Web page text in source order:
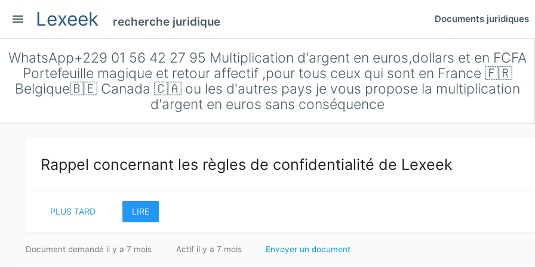
menu Lexeek recherche juridique Documents juridiques
WhatsApp+229 01 56 42 27 95 Multiplication d'argent en euros,dollars et en FCFA
Portefeuille magique et retour affectif ,pour tous ceux qui sont en France 🇫🇷
Belgique🇧🇪 Canada 🇨🇦 ou les d'autres pays je vous propose la multiplication
d'argent en euros sans conséquence
Rappel concernant les règles de confidentialité de Lexeek
PLUS TARD LIRE
Document demandé il y a 7 mois Actif il y a 7 mois Envoyer un document